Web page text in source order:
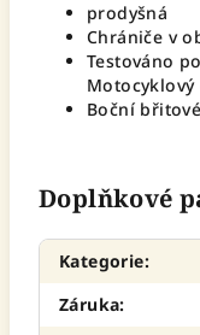
prodyšná
Chrániče v
Testováno
Boční
Doplňkové
Kategorie:
Záruka: